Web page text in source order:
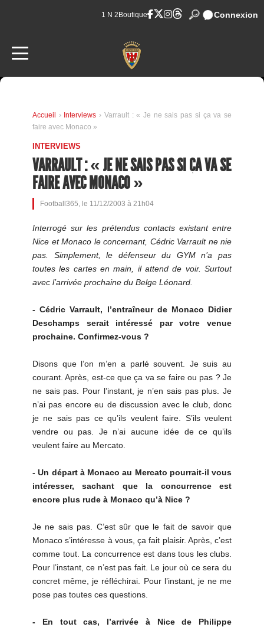
1 N 2 Boutique Connexion
Accueil › Interviews › Varrault : « Je ne sais pas si ça va se
faire avec Monaco »
INTERVIEWS
VARRAULT : « JE NE SAIS PAS SI ÇA VA SE
FAIRE AVEC MONACO »
Football365, le 11/12/2003 à 21h04
Interrogé sur les prétendus contacts existant entre
Nice et Monaco le concernant, Cédric Varrault ne nie
pas. Simplement, le défenseur du GYM n’a pas
toutes les cartes en main, il attend de voir. Surtout
avec l’arrivée prochaine du Belge Léonard.
- Cédric Varrault, l’entraîneur de Monaco Didier
Deschamps serait intéressé par votre venue
prochaine. Confirmez-vous ?
Disons que l’on m’en a parlé souvent. Je suis au
courant. Après, est-ce que ça va se faire ou pas ? Je
ne sais pas. Pour l’instant, je n’en sais pas plus. Je
n’ai pas encore eu de discussion avec le club, donc
je ne sais pas ce qu’ils veulent faire. S’ils veulent
vendre ou pas. Je n’ai aucune idée de ce qu’ils
veulent faire au Mercato.
- Un départ à Monaco au Mercato pourrait-il vous
intéresser, sachant que la concurrence est
encore plus rude à Monaco qu’à Nice ?
Je ne sais pas. C’est sûr que le fait de savoir que
Monaco s’intéresse à vous, ça fait plaisir. Après, c’est
comme tout. La concurrence est dans tous les clubs.
Pour l’instant, ce n’est pas fait. Le jour où ce sera du
concret même, je réfléchirai. Pour l’instant, je ne me
pose pas toutes ces questions.
- En tout cas, l’arrivée à Nice de Philippe